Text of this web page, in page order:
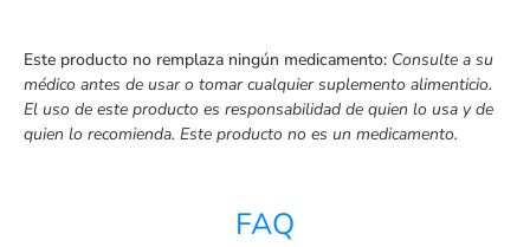
Este producto no remplaza ningún medicamento: Consulte a su
médico antes de usar o tomar cualquier suplemento alimenticio.
El uso de este producto es responsabilidad de quien lo usa y de
quien lo recomienda. Este producto no es un medicamento.
FAQ